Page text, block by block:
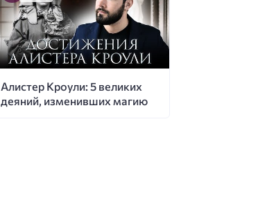
Алистер Кроули: 5 великих
деяний, изменивших магию